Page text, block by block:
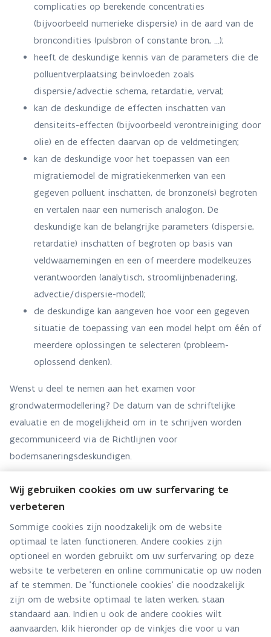
complicaties op berekende concentraties
(bijvoorbeeld numerieke dispersie) in de aard van de
broncondities (pulsbron of constante bron, ...);
heeft de deskundige kennis van de parameters die de
polluentverplaatsing beïnvloeden zoals
dispersie/advectie schema, retardatie, verval;
kan de deskundige de effecten inschatten van
densiteits-effecten (bijvoorbeeld verontreiniging door
olie) en de effecten daarvan op de veldmetingen;
kan de deskundige voor het toepassen van een
migratiemodel de migratiekenmerken van een
gegeven polluent inschatten, de bronzone(s) begroten
en vertalen naar een numerisch analogon. De
deskundige kan de belangrijke parameters (dispersie,
retardatie) inschatten of begroten op basis van
veldwaarnemingen en een of meerdere modelkeuzes
verantwoorden (analytisch, stroomlijnbenadering,
advectie/dispersie-model);
de deskundige kan aangeven hoe voor een gegeven
situatie de toepassing van een model helpt om één of
meerdere oplossingen te selecteren (probleem-
oplossend denken).
Wenst u deel te nemen aan het examen voor
grondwatermodellering? De datum van de schriftelijke
evaluatie en de mogelijkheid om in te schrijven worden
gecommuniceerd via de Richtlijnen voor
bodemsaneringsdeskundigen.
Team Informatie- & Kwaliteitsbeheer
Hebt u een vraag voor dit team? Stel ze hier:
Via contact formulier
Alle contactgegevens
Adres
Stationsstraat 110
Wij gebruiken cookies om uw surfervaring te
verbeteren
Sommige cookies zijn noodzakelijk om de website
optimaal te laten functioneren. Andere cookies zijn
optioneel en worden gebruikt om uw surfervaring op deze
website te verbeteren en online communicatie op uw noden
af te stemmen. De 'functionele cookies' die noodzakelijk
zijn om de website optimaal te laten werken, staan
standaard aan. Indien u ook de andere cookies wilt
aanvaarden, klik hieronder op de vinkjes die voor u van